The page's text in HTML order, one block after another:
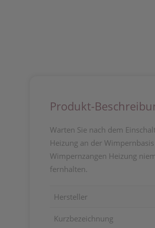
Produkt-
Warten Sie nach dem
Heizung an der
Wimpernzangen Heizung
fernhalten.
Hersteller
Kurzbezeichnung